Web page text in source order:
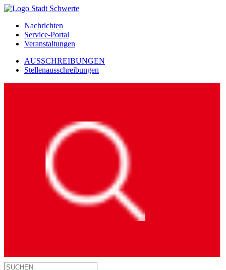
Nachrichten
Service-Portal
Veranstaltungen
AUSSCHREIBUNGEN
Stellenausschreibungen